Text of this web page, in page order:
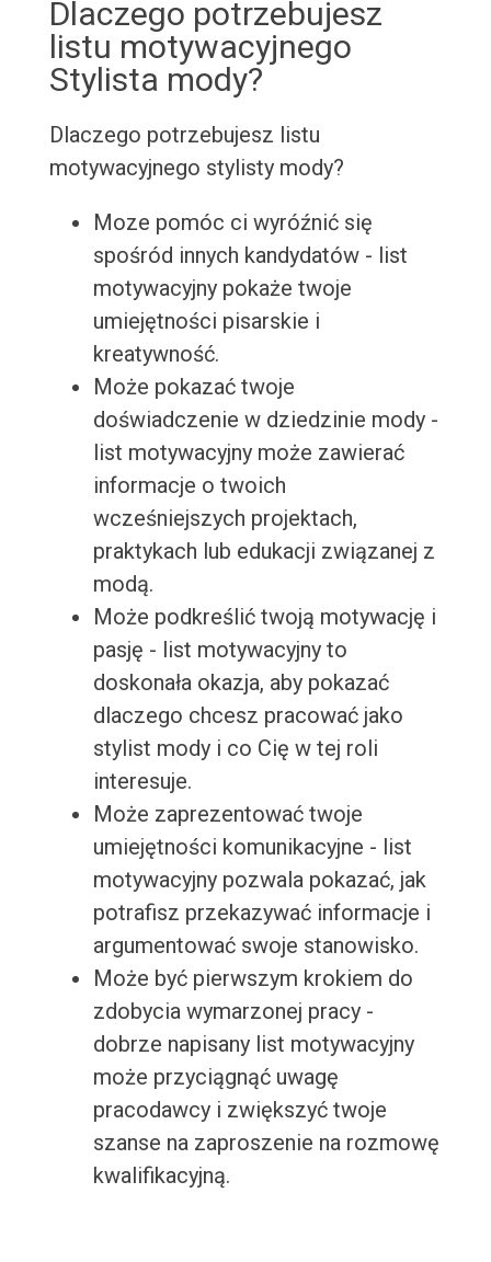
Dlaczego potrzebujesz
listu motywacyjnego
Stylista mody?
Dlaczego potrzebujesz listu
motywacyjnego stylisty mody?
Moze pomóc ci wyróźnić się
spośród innych kandydatów - list
motywacyjny pokaże twoje
umiejętności pisarskie i
kreatywność.
Może pokazać twoje
doświadczenie w dziedzinie mody -
list motywacyjny może zawierać
informacje o twoich
wcześniejszych projektach,
praktykach lub edukacji związanej z
modą.
Może podkreślić twoją motywację i
pasję - list motywacyjny to
doskonała okazja, aby pokazać
dlaczego chcesz pracować jako
stylist mody i co Cię w tej roli
interesuje.
Może zaprezentować twoje
umiejętności komunikacyjne - list
motywacyjny pozwala pokazać, jak
potrafisz przekazywać informacje i
argumentować swoje stanowisko.
Może być pierwszym krokiem do
zdobycia wymarzonej pracy -
dobrze napisany list motywacyjny
może przyciągnąć uwagę
pracodawcy i zwiększyć twoje
szanse na zaproszenie na rozmowę
kwalifikacyjną.